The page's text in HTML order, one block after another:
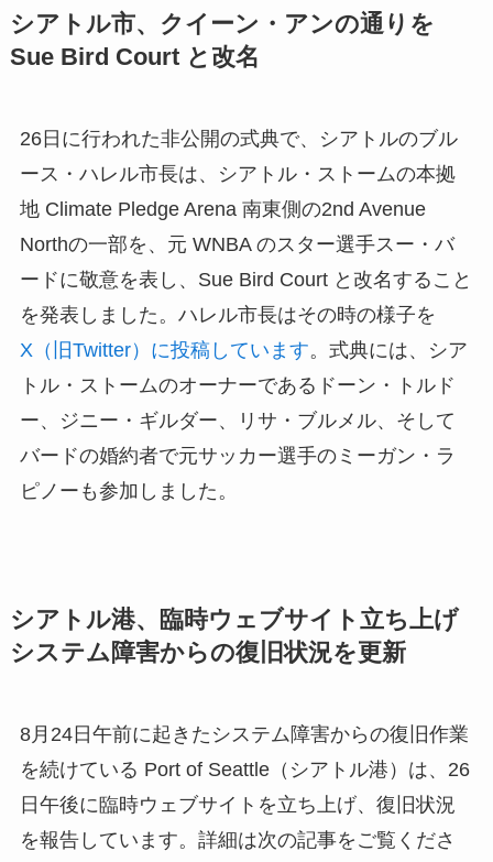
シアトル市、クイーン・アンの通りを
Sue Bird Court と改名
26日に行われた非公開の式典で、シアトルのブル
ース・ハレル市長は、シアトル・ストームの本拠
地 Climate Pledge Arena 南東側の2nd Avenue
Northの一部を、元 WNBA のスター選手スー・バ
ードに敬意を表し、Sue Bird Court と改名すること
を発表しました。ハレル市長はその時の様子を
X（旧Twitter）に投稿しています。式典には、シア
トル・ストームのオーナーであるドーン・トルド
ー、ジニー・ギルダー、リサ・ブルメル、そして
バードの婚約者で元サッカー選手のミーガン・ラ
ピノーも参加しました。
シアトル港、臨時ウェブサイト立ち上げ
システム障害からの復旧状況を更新
8月24日午前に起きたシステム障害からの復旧作業
を続けている Port of Seattle（シアトル港）は、26
日午後に臨時ウェブサイトを立ち上げ、復旧状況
を報告しています。詳細は次の記事をご覧くださ